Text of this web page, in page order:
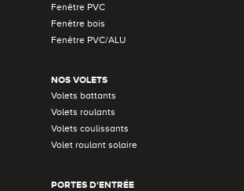
Fenêtre PVC
Fenêtre bois
Fenêtre PVC/ALU
NOS VOLETS
Volets battants
Volets roulants
Volets coulissants
Volet roulant solaire
PORTES D'ENTRÉE